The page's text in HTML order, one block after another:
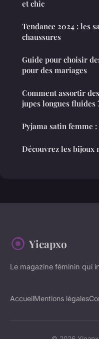
et chic
Tendance 2024 : les
chaussures
Guide pour choisir
pour des mariages
Comment assortir
jupes longues fluides
Pyjama satin femme
Découvrez les bijoux
Yieapxo
Le magazine féminin qui
AccueilMentions légales